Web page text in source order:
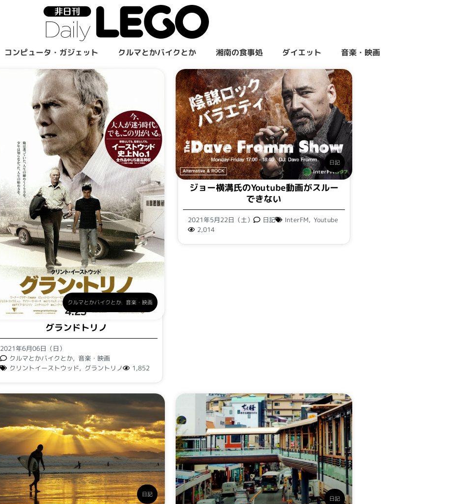
コンピュータ・ガジェット クルマとかバイクとか 湘南の食事処 ダイエット 音楽・映画
クルマとかバイクとか, 音楽・映画
グランドトリノ
2021年6月06日（日）
クルマとかバイクとか, 音楽・映画
クリントイーストウッド, グラントリノ 1,852
日記
ジョー横溝氏のYoutube動画がスルー
できない
2021年5月22日（土） 日記 InterFM, Youtube
2,014
日記
日記